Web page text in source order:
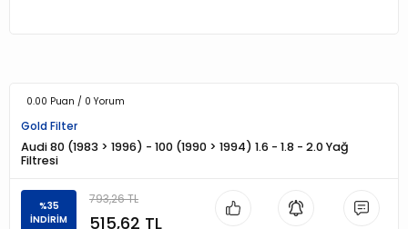
0.00 Puan / 0 Yorum
Gold Filter
Audi 80 (1983 > 1996) - 100 (1990 > 1994) 1.6 - 1.8 - 2.0 Yağ
Filtresi
%35
İNDİRİM
793,26 TL
515,62 TL